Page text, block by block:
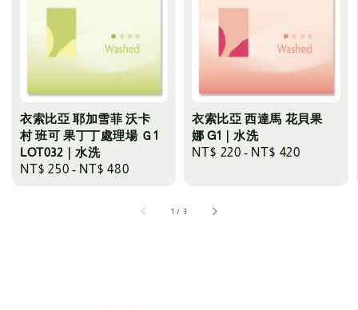
衣索比亞 耶加雪菲 沃卡
村 班可 果丁丁處理場 Ｇ1
LOT032｜水洗
Regular
NT$ 250 - NT$ 480
衣索比亞 西達馬 花貝果
娜 G1｜水洗
Regular
NT$ 220 - NT$ 420
1 / 3